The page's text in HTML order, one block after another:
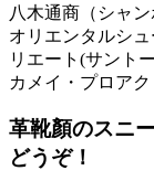
八木通商（シャ
オリエンタルシ
リエート(サント
カメイ・プロア
革靴顏のスニ
どうぞ！